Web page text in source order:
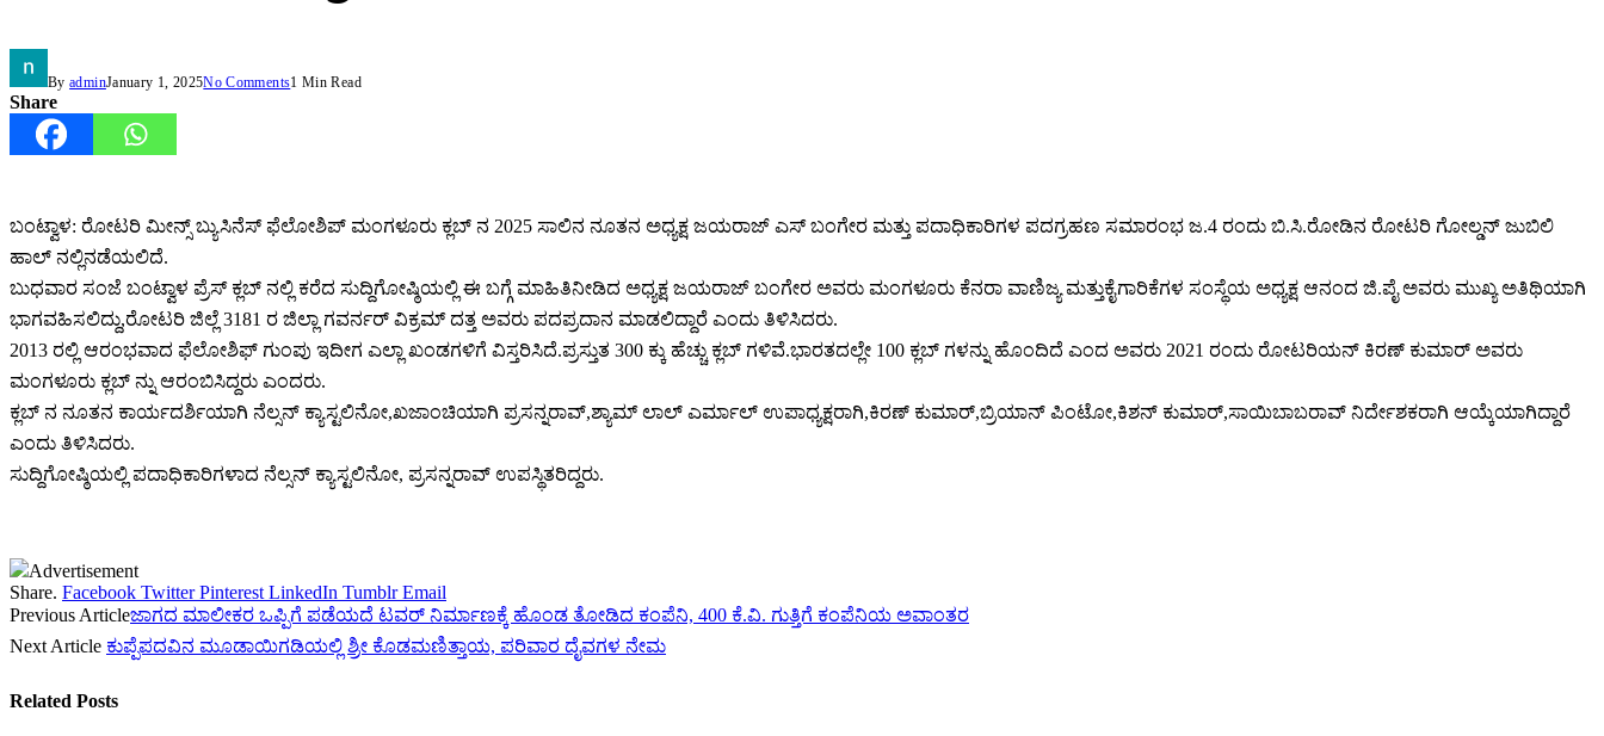
By adminJanuary 1, 2025No Comments1 Min Read
Share
ಬಂಟ್ವಾಳ: ರೋಟರಿ ಮೀನ್ಸ್ ಬ್ಯುಸಿನೆಸ್ ಫೆಲೋಶಿಪ್ ಮಂಗಳೂರು ಕ್ಲಬ್ ನ 2025 ಸಾಲಿನ ನೂತನ ಅಧ್ಯಕ್ಷ ಜಯರಾಜ್ ಎಸ್ ಬಂಗೇರ ಮತ್ತು ಪದಾಧಿಕಾರಿಗಳ ಪದಗ್ರಹಣ ಸಮಾರಂಭ ಜ.4 ರಂದು ಬಿ.ಸಿ.ರೋಡಿನ ರೋಟರಿ ಗೋಲ್ಡನ್ ಜುಬಿಲಿ
ಹಾಲ್ ನಲ್ಲಿ‌ನಡೆಯಲಿದೆ.
ಬುಧವಾರ ಸಂಜೆ ಬಂಟ್ವಾಳ ಪ್ರೆಸ್ ಕ್ಲಬ್ ನಲ್ಲಿ ಕರೆದ ಸುದ್ದಿಗೋಷ್ಠಿಯಲ್ಲಿ ಈ ಬಗ್ಗೆ ಮಾಹಿತಿ‌ನೀಡಿದ ಅಧ್ಯಕ್ಷ ಜಯರಾಜ್ ಬಂಗೇರ ಅವರು ಮಂಗಳೂರು ಕೆನರಾ ವಾಣಿಜ್ಯ ಮತ್ತು‌ಕೈಗಾರಿಕೆಗಳ ಸಂಸ್ಥೆಯ ಅಧ್ಯಕ್ಷ ಆನಂದ ಜಿ.ಪೈ ಅವರು ಮುಖ್ಯ ಅತಿಥಿಯಾಗಿ
ಭಾಗವಹಿಸಲಿದ್ದು,ರೋಟರಿ‌ ಜಿಲ್ಲೆ 3181 ರ ಜಿಲ್ಲಾ ಗವರ್ನರ್ ವಿಕ್ರಮ್ ದತ್ತ ಅವರು ಪದಪ್ರದಾನ ಮಾಡಲಿದ್ದಾರೆ ಎಂದು ತಿಳಿಸಿದರು.
2013 ರಲ್ಲಿ ಆರಂಭವಾದ ಫೆಲೋಶಿಫ್ ಗುಂಪು ಇದೀಗ ಎಲ್ಲಾ ಖಂಡಗಳಿಗೆ ವಿಸ್ತರಿಸಿದೆ.ಪ್ರಸ್ತುತ 300 ಕ್ಕು ಹೆಚ್ಚು ಕ್ಲಬ್ ಗಳಿವೆ.ಭಾರತದಲ್ಲೇ 100 ಕ್ಲಬ್ ಗಳನ್ನು ಹೊಂದಿದೆ ಎಂದ ಅವರು 2021 ರಂದು ರೋಟರಿಯನ್ ಕಿರಣ್ ಕುಮಾರ್ ಅವರು
ಮಂಗಳೂರು ಕ್ಲಬ್ ನ್ನು ಆರಂಬಿಸಿದ್ದರು ಎಂದರು.
ಕ್ಲಬ್ ನ ನೂತನ ಕಾರ್ಯದರ್ಶಿಯಾಗಿ ನೆಲ್ಸನ್ ಕ್ಯಾಸ್ಟಲಿನೋ,ಖಜಾಂಚಿಯಾಗಿ ಪ್ರಸನ್ನರಾವ್,ಶ್ಯಾಮ್ ಲಾಲ್ ಎರ್ಮಾಲ್ ಉಪಾಧ್ಯಕ್ಷರಾಗಿ,ಕಿರಣ್ ಕುಮಾರ್,ಬ್ರಿಯಾನ್ ಪಿಂಟೋ,ಕಿಶನ್ ಕುಮಾರ್,ಸಾಯಿಬಾಬರಾವ್ ನಿರ್ದೇಶಕರಾಗಿ ಆಯ್ಕೆಯಾಗಿದ್ದಾರೆ
ಎಂದು ತಿಳಿಸಿದರು.
ಸುದ್ದಿಗೋಷ್ಠಿಯಲ್ಲಿ ಪದಾಧಿಕಾರಿಗಳಾದ ನೆಲ್ಸನ್ ಕ್ಯಾಸ್ಟಲಿನೋ, ಪ್ರಸನ್ನರಾವ್ ಉಪಸ್ಥಿತರಿದ್ದರು.
Advertisement
Share. Facebook Twitter Pinterest LinkedIn Tumblr Email
Previous Articleಜಾಗದ ಮಾಲೀಕರ ಒಪ್ಪಿಗೆ ಪಡೆಯದೆ ಟವರ್ ನಿರ್ಮಾಣಕ್ಕೆ ಹೊಂಡ ತೋಡಿದ ಕಂಪೆನಿ, 400 ಕೆ.ವಿ.‌ ಗುತ್ತಿಗೆ ಕಂಪೆನಿಯ ಅವಾಂತರ
Next Article ಕುಪ್ಪೆಪದವಿನ ಮೂಡಾಯಿಗಡಿಯಲ್ಲಿ ಶ್ರೀ ಕೊಡಮಣಿತ್ತಾಯ, ಪರಿವಾರ ದೈವಗಳ ನೇಮ
Related Posts